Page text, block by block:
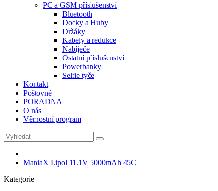
PC a GSM příslušenství
Bluetooth
Docky a Huby
Držáky
Kabely a redukce
Nabíječe
Ostatní příslušenství
Powerbanky
Selfie tyče
Kontakt
Poštovné
PORADNA
O nás
Věrnostní program
ManiaX Lipol 11.1V 5000mAh 45C
Kategorie